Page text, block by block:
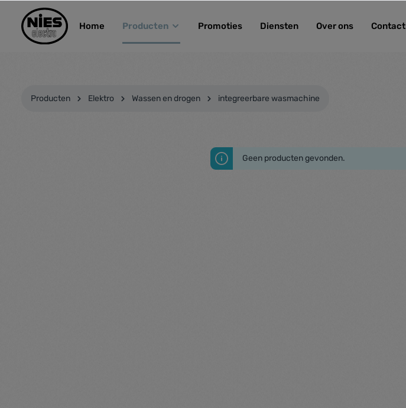
general.skipToNavigation
Home Producten Promoties Diensten Over ons Contact
Producten Elektro Wassen en drogen integreerbare wasmachine
Geen producten gevonden.